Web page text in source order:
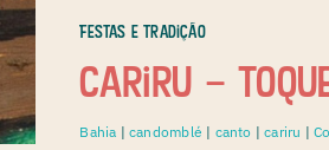
Festas e Tradição
Cariru –
Bahia |candomblé | canto |cariru |